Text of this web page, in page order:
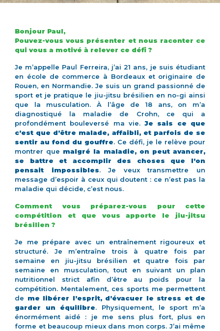
Bonjour Paul,
Pouvez-vous vous présenter et nous raconter ce
qui vous a motivé à relever ce défi ?
Je m’appelle Paul Ferreira, j’ai 21 ans, je suis étudiant
en école de commerce à Bordeaux et originaire de
Rouen, en Normandie. Je suis un grand passionné de
sport et je pratique le jiu-jitsu brésilien en no-gi ainsi
que la musculation. À l’âge de 18 ans, on m’a
diagnostiqué la maladie de Crohn, ce qui a
profondément bouleversé ma vie.Je sais ce que
c’est que d’être malade, affaibli, et parfois de se
sentir au fond du gouffre. Ce défi, je le relève pour
montrer que malgré la maladie, on peut avancer,
se battre et accomplir des choses que l’on
pensait impossibles. Je veux transmettre un
message d’espoir à ceux qui doutent : ce n’est pas la
maladie qui décide, c’est nous.
Comment vous préparez-vous pour cette
compétition et que vous apporte le jiu-jitsu
brésilien ?
Je me prépare avec un entraînement rigoureux et
structuré. Je m’entraîne trois à quatre fois par
semaine en jiu-jitsu brésilien et quatre fois par
semaine en musculation, tout en suivant un plan
nutritionnel strict afin d’être au poids pour la
compétition. Mentalement, ces sports me permettent
de me libérer l’esprit, d’évacuer le stress et de
garder un équilibre. Physiquement, le sport m’a
énormément aidé : je me sens plus fort, plus en
forme et beaucoup mieux dans mon corps. J’ai même